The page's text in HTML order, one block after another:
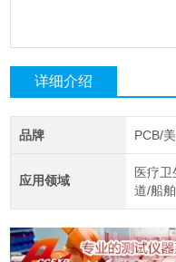
详细介绍
品牌 PCB/
应用领域
医疗卫
道/船舶